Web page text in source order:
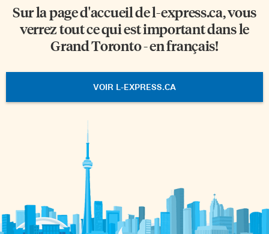
Sur la page d'accueil del-express.ca, vous
verrez tout ce qui est important dans le
Grand Toronto - en français!
VOIR L-EXPRESS.CA